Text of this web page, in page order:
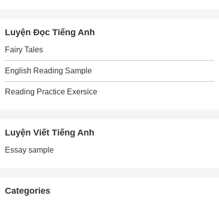
Luyện Đọc Tiếng Anh
Fairy Tales
English Reading Sample
Reading Practice Exersice
Luyện Viết Tiếng Anh
Essay sample
Categories